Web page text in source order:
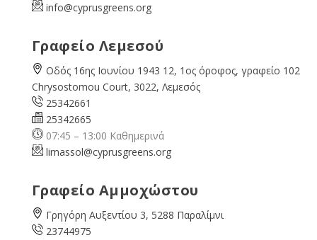
info@cyprusgreens.org
Γραφείο Λεμεσού
Οδός 16ης Ιουνίου 1943 12, 1ος όροφος, γραφείο 102
Chrysostomou Court, 3022, Λεμεσός
25342661
25342665
07:45 – 13:00 Καθημερινά
limassol@cyprusgreens.org
Γραφείο Αμμοχώστου
Γρηγόρη Αυξεντίου 3, 5288 Παραλίμνι
23744975